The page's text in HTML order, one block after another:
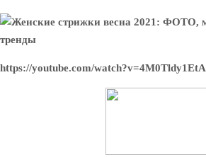
https://youtube.com/watch?v=4M0Tldy1EtA